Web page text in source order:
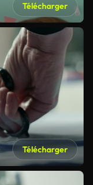
Télécharger
Télécharger